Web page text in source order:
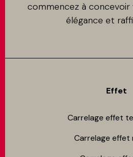
commencez à concevoir
élégance et
Effet
Carrelage effet
Carrelage effet